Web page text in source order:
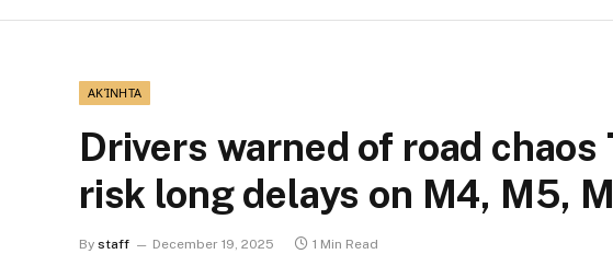
ΑΚΊΝΗΤΑ
Drivers warned of road chaos
risk long delays on M4, M5,
By staff December 19, 2025 1 Min Read